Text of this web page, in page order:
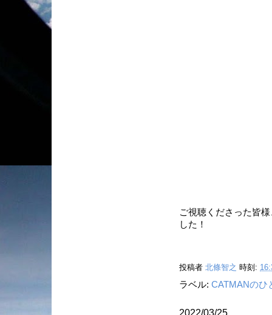
ご視聴くださった皆
した！
投稿者 北條智之 時刻:
ラベル: CATMANのひ
2022/03/25